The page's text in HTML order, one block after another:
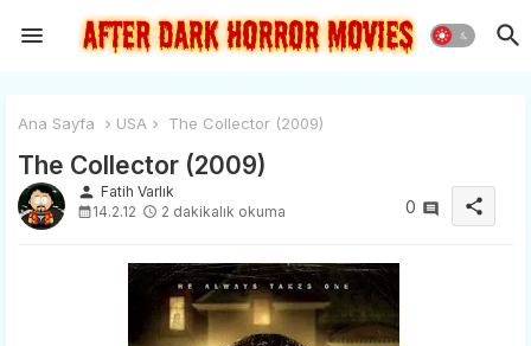
Ana Sayfa USA The Collector (2009)
The Collector (2009)
person Fatih Varlık
14.2.12
2 dakikalık okuma 0 share